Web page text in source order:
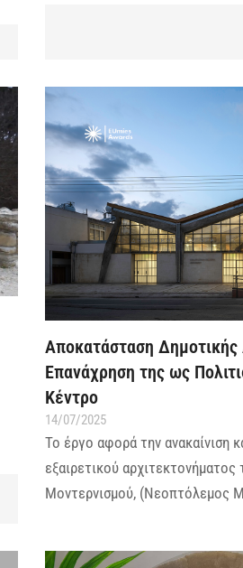
Αποκατάσταση Δημοτικής
Επανάχρηση της ως
Κέντρο
14/07/2025
Το έργο αφορά την ανακαίνιση
εξαιρετικού
Μοντερνισμού, (Νεοπτόλεμος